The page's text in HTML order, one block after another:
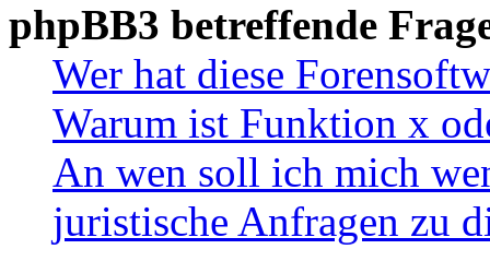
phpBB3 betreffende
Wer hat diese
Warum ist Funktion x
An wen soll ich mich
juristische Anfragen zu